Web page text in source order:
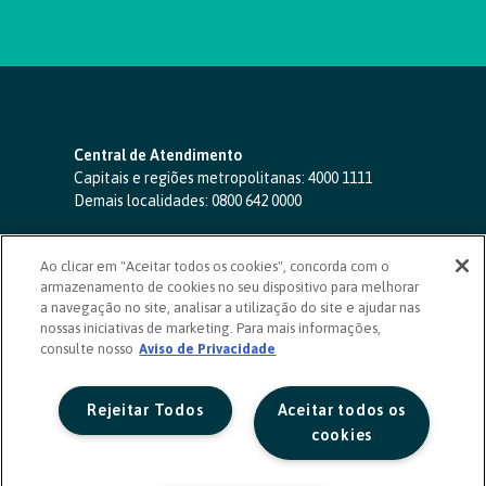
Central de Atendimento
Capitais e regiões metropolitanas: 4000 1111
Demais localidades: 0800 642 0000
SAC 24 horas-0800 724 4420
Ouvidoria
0800 725 0996
(de segunda a sexta, das 8h às 20h)
ouvidoriasicoob.com.br
Deficientes auditivos ou de fala
Ao clicar em "Aceitar todos os cookies", concorda com o
armazenamento de cookies no seu dispositivo para melhorar
a navegação no site, analisar a utilização do site e ajudar nas
nossas iniciativas de marketing. Para mais informações,
consulte nosso Aviso de Privacidade
Aceitar todos os
cookies
Rejeitar Todos